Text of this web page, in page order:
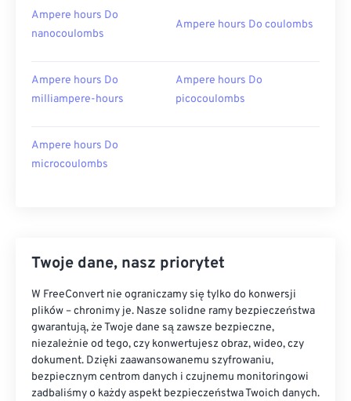
Ampere hours Do
nanocoulombs
Ampere hours Do coulombs
Ampere hours Do
milliampere-hours
Ampere hours Do
picocoulombs
Ampere hours Do
microcoulombs
Twoje dane, nasz priorytet
W FreeConvert nie ograniczamy się tylko do konwersji
plików – chronimy je. Nasze solidne ramy bezpieczeństwa
gwarantują, że Twoje dane są zawsze bezpieczne,
niezależnie od tego, czy konwertujesz obraz, wideo, czy
dokument. Dzięki zaawansowanemu szyfrowaniu,
bezpiecznym centrom danych i czujnemu monitoringowi
zadbaliśmy o każdy aspekt bezpieczeństwa Twoich danych.